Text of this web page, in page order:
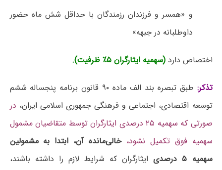
و «همسر و فرزندان رزمندگان با حداقل شش ماه حضور
داوطلبانه در جبهه»
اختصاص دارد(سهمیه ایثارگران ۵٪ ظرفیت).
تذکر:
طبق تبصره بند الف ماده ۹۰ قانون برنامه پنجساله ششم
توسعه اقتصادی، اجتماعی و فرهنگی جمهوری اسلامی ایران، در
صورتی که سهمیه ۲۵ درصدی ایثارگران توسط متقاضیان مشمول
سهمیه فوق تکمیل نشود،خالی‌مانده آن، ابتدا به مشمولین
سهمیه ۵ درصدی
ایثارگران که شرایط لازم را داشته باشند،